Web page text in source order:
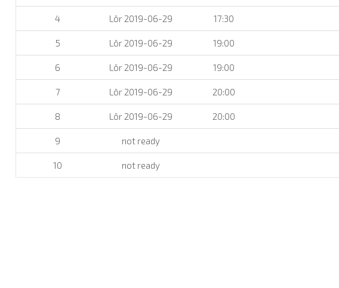
4 Lör 2019-06-29 17:30
5 Lör 2019-06-29 19:00
6 Lör 2019-06-29 19:00
7 Lör 2019-06-29 20:00
8 Lör 2019-06-29 20:00
9 not ready
10 not ready